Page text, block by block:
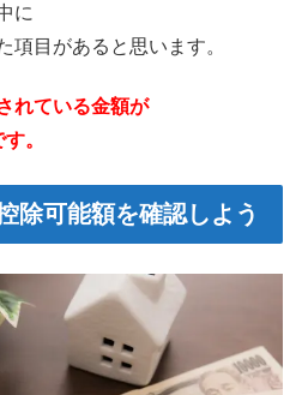
に
項目があると思います。
れている金額が
。
除可能額を確認しよう